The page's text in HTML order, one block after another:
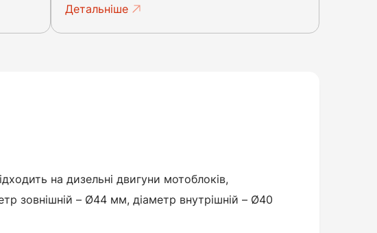
Детальніше
на дизельні двигуни мотоблоків,
зовнішній – Ø44 мм, діаметр внутрішній – Ø40